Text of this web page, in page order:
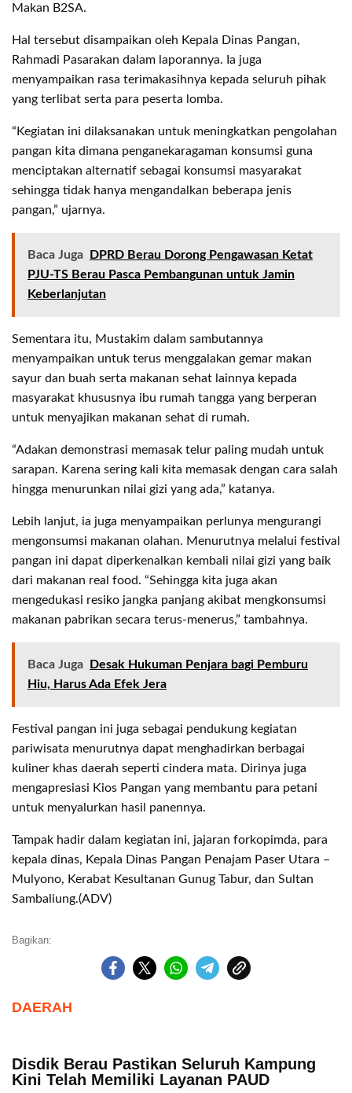
Makan B2SA.
Hal tersebut disampaikan oleh Kepala Dinas Pangan,
Rahmadi Pasarakan dalam laporannya. Ia juga
menyampaikan rasa terimakasihnya kepada seluruh pihak
yang terlibat serta para peserta lomba.
“Kegiatan ini dilaksanakan untuk meningkatkan pengolahan
pangan kita dimana penganekaragaman konsumsi guna
menciptakan alternatif sebagai konsumsi masyarakat
sehingga tidak hanya mengandalkan beberapa jenis
pangan,” ujarnya.
Baca Juga
DPRD Berau Dorong Pengawasan Ketat
PJU-TS Berau Pasca Pembangunan untuk Jamin
Keberlanjutan
Sementara itu, Mustakim dalam sambutannya
menyampaikan untuk terus menggalakan gemar makan
sayur dan buah serta makanan sehat lainnya kepada
masyarakat khususnya ibu rumah tangga yang berperan
untuk menyajikan makanan sehat di rumah.
“Adakan demonstrasi memasak telur paling mudah untuk
sarapan. Karena sering kali kita memasak dengan cara salah
hingga menurunkan nilai gizi yang ada,” katanya.
Lebih lanjut, ia juga menyampaikan perlunya mengurangi
mengonsumsi makanan olahan. Menurutnya melalui festival
pangan ini dapat diperkenalkan kembali nilai gizi yang baik
dari makanan real food. “Sehingga kita juga akan
mengedukasi resiko jangka panjang akibat mengkonsumsi
makanan pabrikan secara terus-menerus,” tambahnya.
Baca Juga
Desak Hukuman Penjara bagi Pemburu
Hiu, Harus Ada Efek Jera
Festival pangan ini juga sebagai pendukung kegiatan
pariwisata menurutnya dapat menghadirkan berbagai
kuliner khas daerah seperti cindera mata. Dirinya juga
mengapresiasi Kios Pangan yang membantu para petani
untuk menyalurkan hasil panennya.
Tampak hadir dalam kegiatan ini, jajaran forkopimda, para
kepala dinas, Kepala Dinas Pangan Penajam Paser Utara –
Mulyono, Kerabat Kesultanan Gunug Tabur, dan Sultan
Sambaliung.(ADV)
Bagikan:
DAERAH
Disdik Berau Pastikan Seluruh Kampung
Kini Telah Memiliki Layanan PAUD